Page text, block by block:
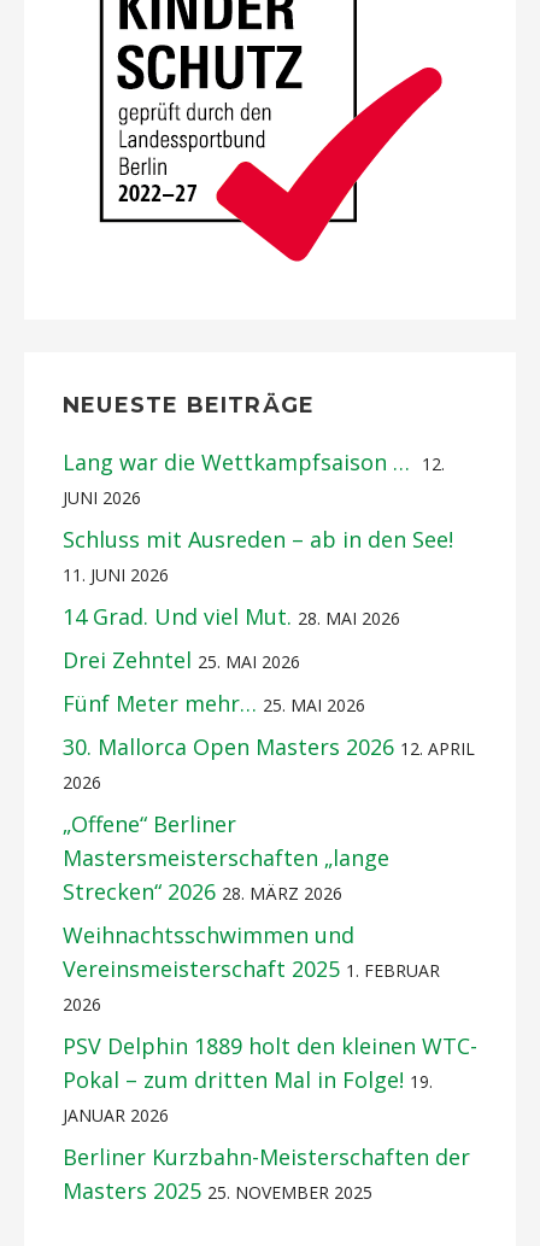
NEUESTE BEITRÄGE
Lang war die Wettkampfsaison …
12.
JUNI 2026
Schluss mit Ausreden – ab in den See!
11. JUNI 2026
14 Grad. Und viel Mut. 28. MAI 2026
Drei Zehntel 25. MAI 2026
Fünf Meter mehr… 25. MAI 2026
30. Mallorca Open Masters 2026 12. APRIL
2026
„Offene“ Berliner
Mastersmeisterschaften „lange
Strecken“ 2026 28. MÄRZ 2026
Weihnachtsschwimmen und
Vereinsmeisterschaft 2025 1. FEBRUAR
2026
PSV Delphin 1889 holt den kleinen WTC-
Pokal – zum dritten Mal in Folge! 19.
JANUAR 2026
Berliner Kurzbahn-Meisterschaften der
Masters 2025 25. NOVEMBER 2025